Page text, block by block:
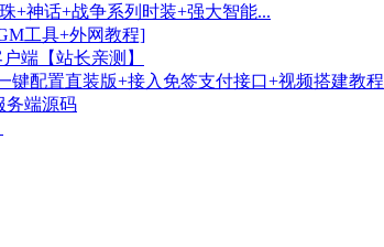
+神话+战争系列时装+强大智能...
工具+外网教程]
端【站长亲测】
键配置直装版+接入免签支付接口+视频搭建教程
务端源码